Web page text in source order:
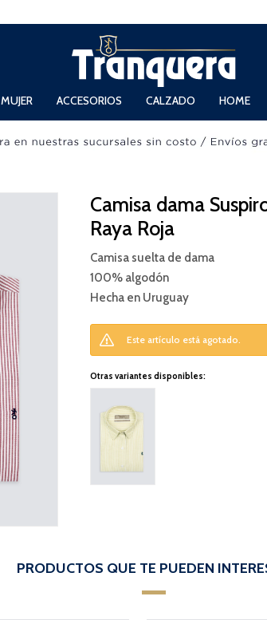
MUJER ACCESORIOS CALZADO HOME
Camisa dama
Raya Roja
Camisa suelta de dama
100% algodón
Hecha en Uruguay
Este artículo está agotado.
Otras variantes disponibles:
PRODUCTOS QUE TE PUEDEN